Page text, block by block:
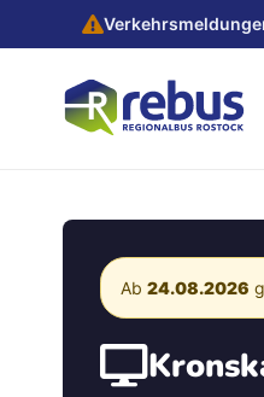
Ab24.08.2026